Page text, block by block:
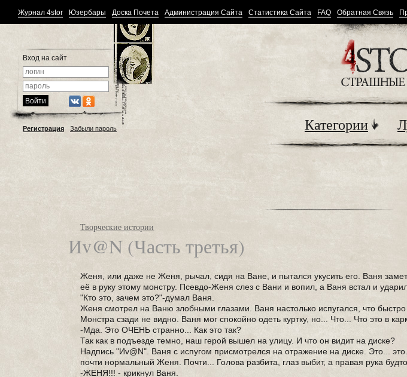
Журнал 4stor Юзербары Доска Почета Администрация Сайта Статистика Сайта FAQ Обратная Связь
Вход на сайт
Регистрация Забыли пароль Категории
Творческие истории
Иv@N (Часть третья)
Женя, или даже не Женя, рычал, сидя на Ване, и пытался укусить его. Ваня
её в руку этому монстру. Псевдо-Женя слез с Вани и вопил, а Ваня встал и
"Кто это, зачем это?"-думал Ваня.
Женя смотрел на Ваню злобными глазами. Ваня настолько испугался, что быстро
Монстра сзади не видно. Ваня мог спокойно одеть куртку, но... Что... Что это в
-Мда. Это ОЧЕНЬ странно... Как это так?
Так как в подъезде темно, наш герой вышел на улицу. И что он видит на диске?
Надпись "Иv@N". Ваня с испугом присмотрелся на отражение на диске. Это...
почти нормальный Женя. Почти... Голова разбита, глаз выбит, а правая рука
-ЖЕНЯ!!! - крикнул Ваня.